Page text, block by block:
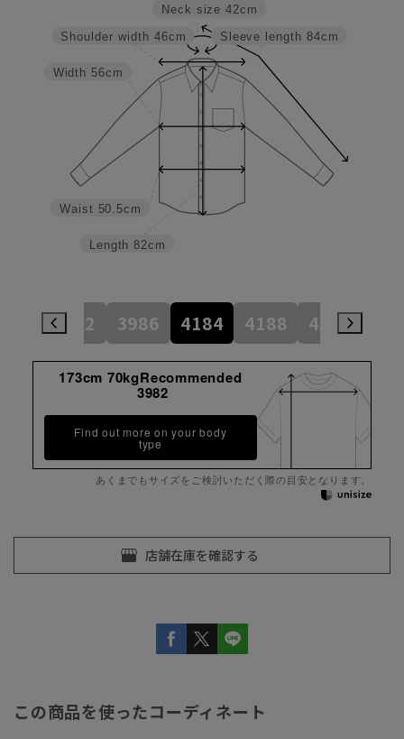
Sleeve length 84cm
Neck size 42cm
Length 82cm
Waist 50.5cm
Width 56cm
Shoulder width 46cm
3982 3986 4184 4188 4386
173cm 70kgRecommended
3982
Find out more on your body
type
あくまでもサイズをご検討いただく際の目安となります。
この商品を使ったコーディネート